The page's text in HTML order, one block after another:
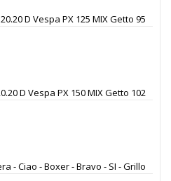
D Vespa PX 125 MIX Getto 95
D Vespa PX 150 MIX Getto 102
- Ciao - Boxer - Bravo - SI - Grillo